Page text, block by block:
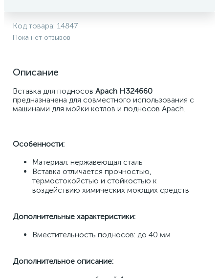
Код товара: 14847
Пока нет отзывов
Описание
Вставка для подносов Apach H324660
предназначена для совместного использования с
машинами для мойки котлов и подносов Apach.
Особенности:
Материал: нержавеющая сталь
Вставка отличается прочностью,
термостокойстью и стойкостью к
воздействию химических моющих средств
Дополнительные характеристики:
Вместительность подносов: до 40 мм
Дополнительное описание: